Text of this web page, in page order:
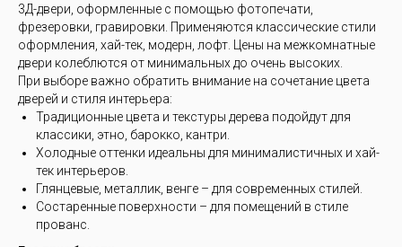
3Д-двери, оформленные с помощью фотопечати,
фрезеровки, гравировки. Применяются классические стили
оформления, хай-тек, модерн, лофт. Цены на межкомнатные
двери колеблются от минимальных до очень высоких.
При выборе важно обратить внимание на сочетание цвета
дверей и стиля интерьера:
Традиционные цвета и текстуры дерева подойдут для
классики, этно, барокко, кантри.
Холодные оттенки идеальны для минималистичных и хай-
тек интерьеров.
Глянцевые, металлик, венге – для современных стилей.
Состаренные поверхности – для помещений в стиле
прованс.